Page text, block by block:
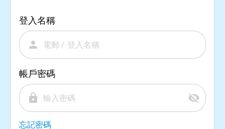
登入名稱
person
帳戶密碼
lock visibility_off
忘記密碼